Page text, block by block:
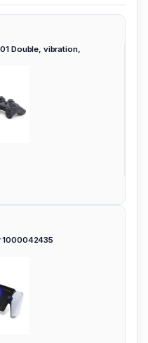
Double, vibration,
1000042435